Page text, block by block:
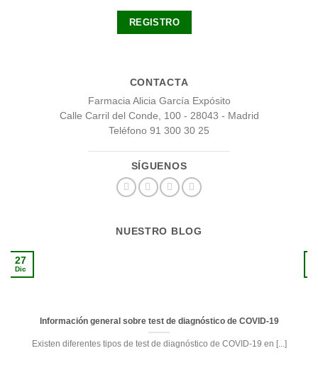
CONTACTA
Farmacia Alicia García Expósito
Calle Carril del Conde, 100 - 28043 - Madrid
Teléfono 91 300 30 25
SÍGUENOS
NUESTRO BLOG
Información general sobre test de diagnóstico de COVID-19
Existen diferentes tipos de test de diagnóstico de COVID-19 en [...]
27
Dic